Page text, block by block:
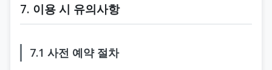
7. 이용 시 유의사항
7.1 사전 예약 절차